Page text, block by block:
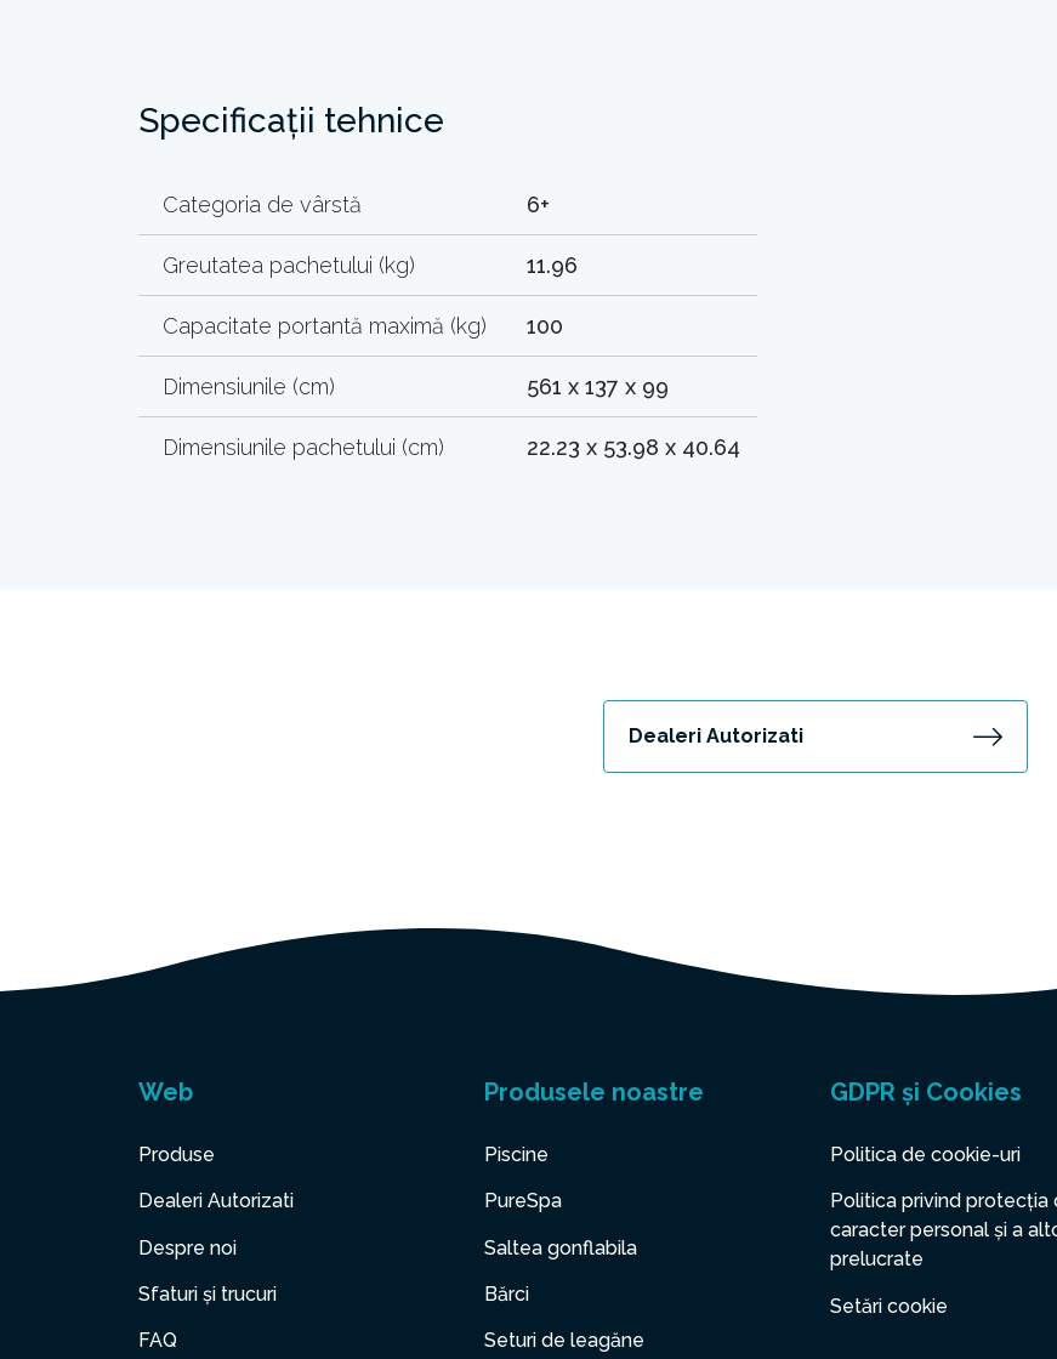
Specificații tehnice
Categoria de vârstă 6+
Greutatea pachetului (kg) 11.96
Capacitate portantă maximă (kg) 100
Dimensiunile (cm) 561 x 137 x 99
Dimensiunile pachetului (cm) 22.23 x 53.98 x 40.64
Dealeri Autorizati
Web
Produse
Dealeri Autorizati
Despre noi
Sfaturi și trucuri
FAQ
Produsele noastre
Piscine
PureSpa
Saltea gonflabila
Bărci
Seturi de leagăne
GDPR și Cookies
Politica de cookie-uri
Politica privind protecția
caracter personal și a
prelucrate
Setări cookie